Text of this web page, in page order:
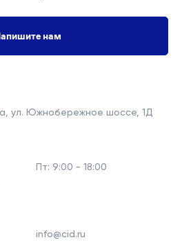
нам
ул. Южнобережное шоссе, 1Д
Пт: 9:00 - 18:00
info@cid.ru